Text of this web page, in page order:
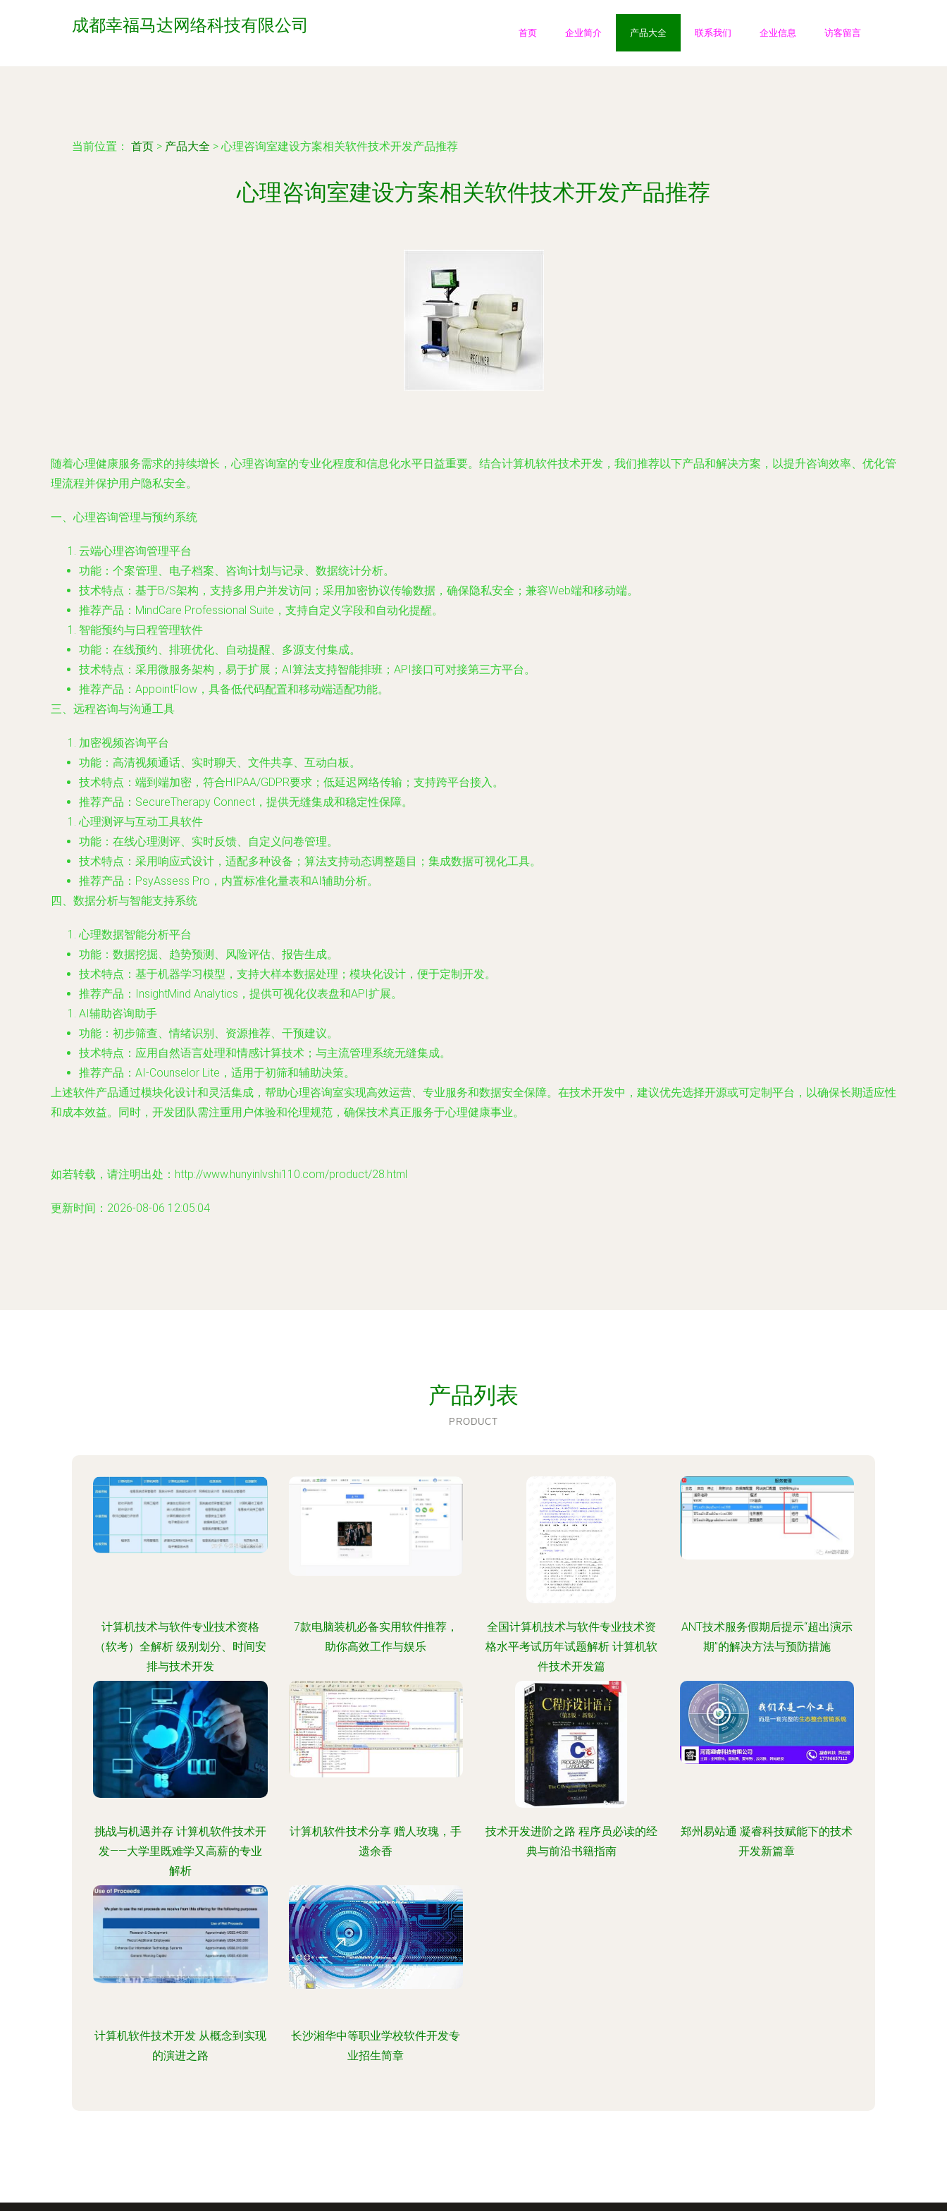
成都幸福马达网络科技有限公司 首页 企业简介 产品大全 联系我们 企业信息 访客留言
当前位置： 首页 > 产品大全 > 心理咨询室建设方案相关软件技术开发产品推荐
心理咨询室建设方案相关软件技术开发产品推荐
随着心理健康服务需求的持续增长，心理咨询室的专业化程度和信息化水平日益重要。结合计算机软件技术开发，我们推荐以下产品和解决方案，以提升咨询效率、优化管
理流程并保护用户隐私安全。
一、心理咨询管理与预约系统
云端心理咨询管理平台
功能：个案管理、电子档案、咨询计划与记录、数据统计分析。
技术特点：基于B/S架构，支持多用户并发访问；采用加密协议传输数据，确保隐私安全；兼容Web端和移动端。
推荐产品：MindCare Professional Suite，支持自定义字段和自动化提醒。
智能预约与日程管理软件
功能：在线预约、排班优化、自动提醒、多源支付集成。
技术特点：采用微服务架构，易于扩展；AI算法支持智能排班；API接口可对接第三方平台。
推荐产品：AppointFlow，具备低代码配置和移动端适配功能。
三、远程咨询与沟通工具
加密视频咨询平台
功能：高清视频通话、实时聊天、文件共享、互动白板。
技术特点：端到端加密，符合HIPAA/GDPR要求；低延迟网络传输；支持跨平台接入。
推荐产品：SecureTherapy Connect，提供无缝集成和稳定性保障。
心理测评与互动工具软件
功能：在线心理测评、实时反馈、自定义问卷管理。
技术特点：采用响应式设计，适配多种设备；算法支持动态调整题目；集成数据可视化工具。
推荐产品：PsyAssess Pro，内置标准化量表和AI辅助分析。
四、数据分析与智能支持系统
心理数据智能分析平台
功能：数据挖掘、趋势预测、风险评估、报告生成。
技术特点：基于机器学习模型，支持大样本数据处理；模块化设计，便于定制开发。
推荐产品：InsightMind Analytics，提供可视化仪表盘和API扩展。
AI辅助咨询助手
功能：初步筛查、情绪识别、资源推荐、干预建议。
技术特点：应用自然语言处理和情感计算技术；与主流管理系统无缝集成。
推荐产品：AI-Counselor Lite，适用于初筛和辅助决策。
上述软件产品通过模块化设计和灵活集成，帮助心理咨询室实现高效运营、专业服务和数据安全保障。在技术开发中，建议优先选择开源或可定制平台，以确保长期适应性
和成本效益。同时，开发团队需注重用户体验和伦理规范，确保技术真正服务于心理健康事业。
如若转载，请注明出处：http://www.hunyinlvshi110.com/product/28.html
更新时间：2026-08-06 12:05:04
产品列表
PRODUCT
计算机技术与软件专业技术资格
（软考）全解析 级别划分、时间安
排与技术开发
7款电脑装机必备实用软件推荐，
助你高效工作与娱乐
全国计算机技术与软件专业技术资
格水平考试历年试题解析 计算机软
件技术开发篇
ANT技术服务假期后提示“超出演示
期”的解决方法与预防措施
挑战与机遇并存 计算机软件技术开
发——大学里既难学又高薪的专业
解析
计算机软件技术分享 赠人玫瑰，手
遗余香
技术开发进阶之路 程序员必读的经
典与前沿书籍指南
郑州易站通 凝睿科技赋能下的技术
开发新篇章
计算机软件技术开发 从概念到实现
的演进之路
长沙湘华中等职业学校软件开发专
业招生简章